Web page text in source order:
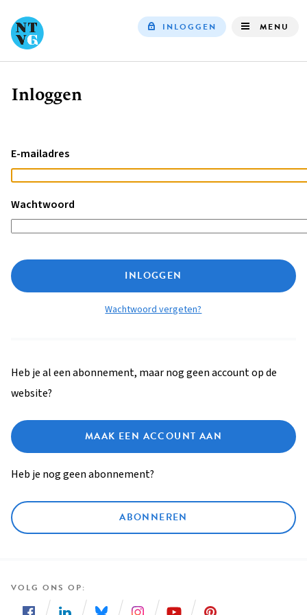
INLOGGEN MENU
Kruimelpad
Inloggen
E-mailadres
Wachtwoord
INLOGGEN
Wachtwoord vergeten?
Heb je al een abonnement, maar nog geen account op de
website?
MAAK EEN ACCOUNT AAN
Heb je nog geen abonnement?
ABONNEREN
VOLG ONS OP